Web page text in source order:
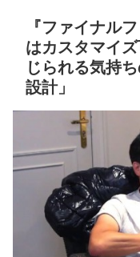
『ファイナル
はカスタマイ
じられる気持
設計」